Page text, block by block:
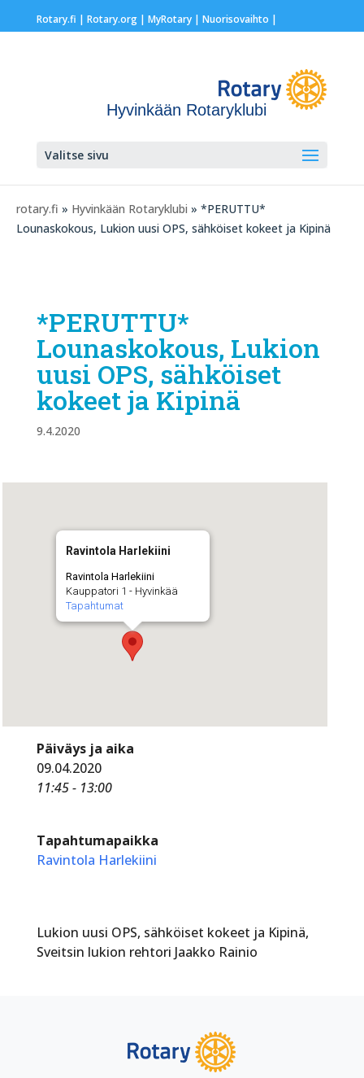
Rotary.fi | Rotary.org| MyRotary | Nuorisovaihto |
Hyvinkään Rotaryklubi
Valitse sivu
rotary.fi » Hyvinkään Rotaryklubi » *PERUTTU*
Lounaskokous, Lukion uusi OPS, sähköiset kokeet ja Kipinä
*PERUTTU*
Lounaskokous, Lukion
uusi OPS, sähköiset
kokeet ja Kipinä
9.4.2020
Ravintola Harlekiini
Ravintola Harlekiini
Kauppatori 1 - Hyvinkää
Tapahtumat
Päiväys ja aika
09.04.2020
11:45 - 13:00
Tapahtumapaikka
Ravintola Harlekiini
Lukion uusi OPS, sähköiset kokeet ja Kipinä,
Sveitsin lukion rehtori Jaakko Rainio